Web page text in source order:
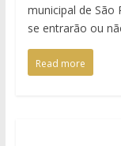
municipal de São
se entrarão ou
Read more